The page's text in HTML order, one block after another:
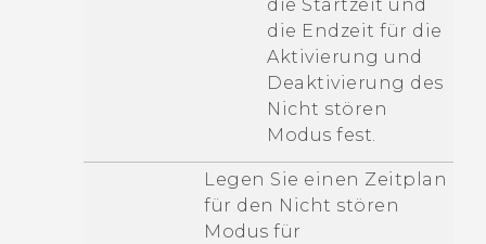
die Startzeit und
die Endzeit für die
Aktivierung und
Deaktivierung des
Nicht stören
Modus fest.
Legen Sie einen Zeitplan
für den Nicht stören
Modus für